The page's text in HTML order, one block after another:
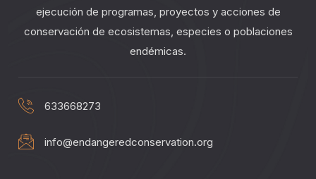
ejecución de programas, proyectos y acciones de
conservación de ecosistemas, especies o poblaciones
endémicas.
633668273
info@endangeredconservation.org